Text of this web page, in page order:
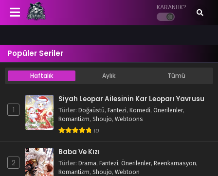
KARANLIK?
Popüler Seriler
Haftalık Aylık Tümü
1
Siyah Leopar Ailesinin Kar Leoparı Yavrusu
Türler: Doğaüstü, Fantezi, Komedi, Önerilenler,
Romantizm, Shoujo, Webtoons
10
2
Baba Ve Kızı
Türler: Drama, Fantezi, Önerilenler, Reenkarnasyon,
Romantizm, Shoujo, Webtoon